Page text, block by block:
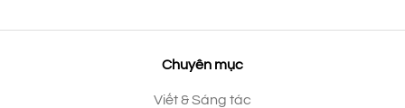
Chuyên mục
Viết & Sáng tác